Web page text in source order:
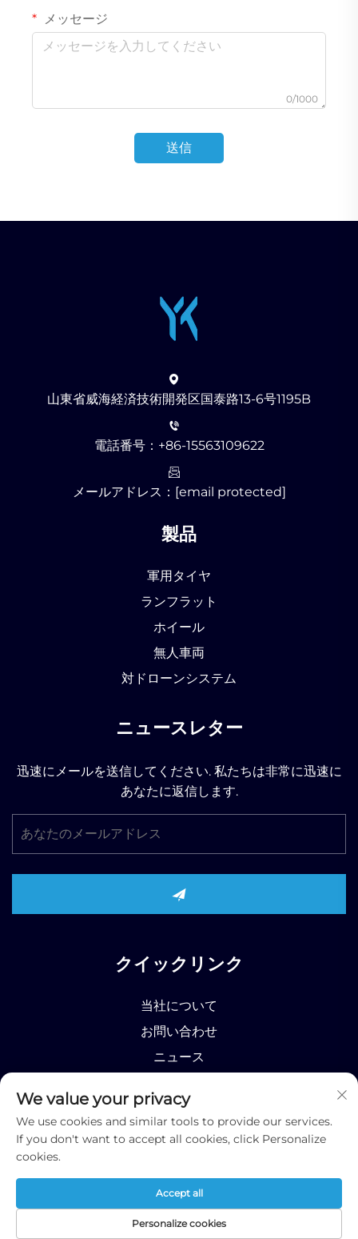
メッセージ
0/1000
送信
山東省威海経済技術開発区国泰路13-6号1195B
電話番号： +86-15563109622
メールアドレス： [email protected]
製品
軍用タイヤ
ランフラット
ホイール
無人車両
対ドローンシステム
ニュースレター
迅速にメールを送信してください. 私たちは非常に迅速に
あなたに返信します.
クイックリンク
当社について
お問い合わせ
ニュース
Business Co., Ltd;プライバシーポリシー
お問い合わせ ニュース
We value your privacy
We use cookies and similar tools to provide our services.
If you don't want to accept all cookies, click Personalize
cookies.
Personalize cookies
Accept all